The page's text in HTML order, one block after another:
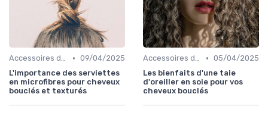
Accessoires de Protection • 09/04/2025
L'importance des serviettes
en microfibres pour cheveux
bouclés et texturés
Accessoires de Protection • 05/04/2025
Les bienfaits d'une taie
d'oreiller en soie pour vos
cheveux bouclés